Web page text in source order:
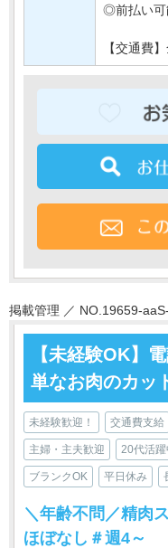
◎前払い可
【交通費
掲載管理 ／ NO.19659-
【未経験OK】
単なお肉のカッ
未経験歓迎！ 交通費支給
主婦・主夫歓迎 20代活躍
ブランクOK 平日休み
＼年齢不問／精肉
ほぼなし＃週4～